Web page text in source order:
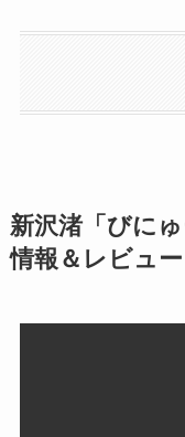
新沢渚「びに
情報＆レビュー